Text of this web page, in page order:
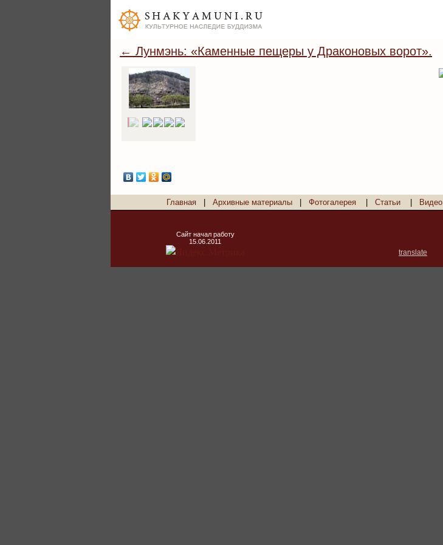
← Лунмэнь: «Каменные пещеры у Драконовых ворот».
Главная Архивные материалы Фотогалерея Статьи Видео
Сайт начал работу
15.06.2011
translate